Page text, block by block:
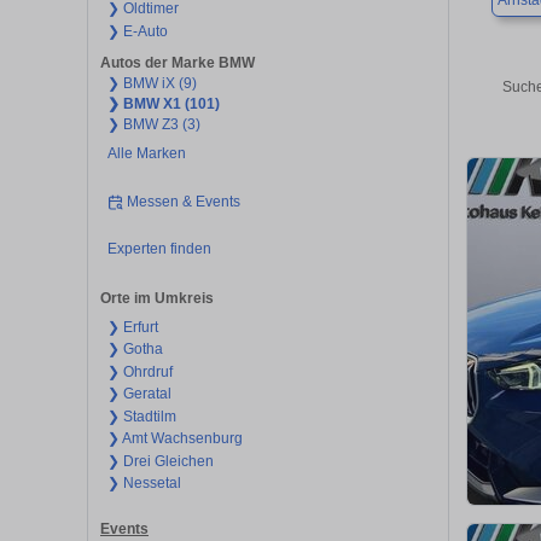
❯ Oldtimer
❯ E-Auto
Autos der Marke BMW
❯ BMW iX (9)
❯ BMW X1 (101)
❯ BMW Z3 (3)
Alle Marken
Messen & Events
Experten finden
Orte im Umkreis
❯ Erfurt
❯ Gotha
❯ Ohrdruf
❯ Geratal
❯ Stadtilm
❯ Amt Wachsenburg
❯ Drei Gleichen
❯ Nessetal
Events